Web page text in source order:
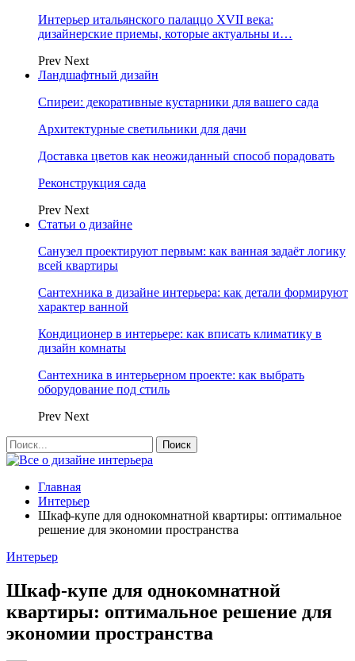
Интерьер итальянского палаццо XVII века:
дизайнерские приемы, которые актуальны и…
Prev Next
Ландшафтный дизайн
Спиреи: декоративные кустарники для вашего сада
Архитектурные светильники для дачи
Доставка цветов как неожиданный способ порадовать
Реконструкция сада
Prev Next
Статьи о дизайне
Санузел проектируют первым: как ванная задаёт логику
всей квартиры
Сантехника в дизайне интерьера: как детали формируют
характер ванной
Кондиционер в интерьере: как вписать климатику в
дизайн комнаты
Сантехника в интерьерном проекте: как выбрать
оборудование под стиль
Prev Next
Главная
Интерьер
Шкаф-купе для однокомнатной квартиры: оптимальное
решение для экономии пространства
Интерьер
Шкаф-купе для однокомнатной
квартиры: оптимальное решение для
экономии пространства